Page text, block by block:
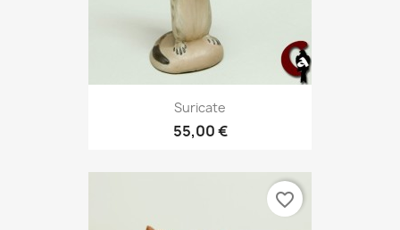
Suricate
55,00 €
favorite_border